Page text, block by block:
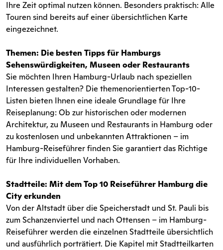
Ihre Zeit optimal nutzen können. Besonders praktisch: Alle
Touren sind bereits auf einer übersichtlichen Karte
eingezeichnet.
Themen: Die besten Tipps für Hamburgs
Sehenswürdigkeiten, Museen oder Restaurants
Sie möchten Ihren Hamburg-Urlaub nach speziellen
Interessen gestalten? Die themenorientierten Top-10-
Listen bieten Ihnen eine ideale Grundlage für Ihre
Reiseplanung: Ob zur historischen oder modernen
Architektur, zu Museen und Restaurants in Hamburg oder
zu kostenlosen und unbekannten Attraktionen – im
Hamburg-Reiseführer finden Sie garantiert das Richtige
für Ihre individuellen Vorhaben.
Stadtteile: Mit dem Top 10 Reiseführer Hamburg die
City erkunden
Von der Altstadt über die Speicherstadt und St. Pauli bis
zum Schanzenviertel und nach Ottensen – im Hamburg-
Reiseführer werden die einzelnen Stadtteile übersichtlich
und ausführlich porträtiert. Die Kapitel mit Stadtteilkarten